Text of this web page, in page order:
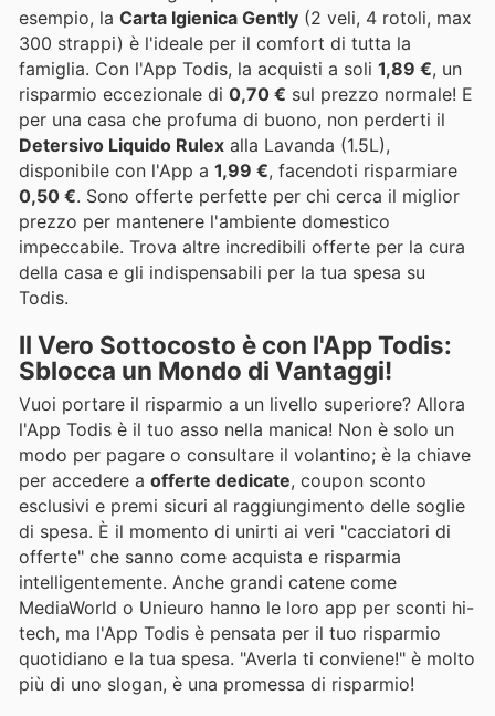
esempio, la Carta Igienica Gently (2 veli, 4 rotoli, max
300 strappi) è l'ideale per il comfort di tutta la
famiglia. Con l'App Todis, la acquisti a soli 1,89 €, un
risparmio eccezionale di 0,70 € sul prezzo normale! E
per una casa che profuma di buono, non perderti il
Detersivo Liquido Rulex alla Lavanda (1.5L),
disponibile con l'App a 1,99 €, facendoti risparmiare
0,50 €. Sono offerte perfette per chi cerca il miglior
prezzo per mantenere l'ambiente domestico
impeccabile. Trova altre incredibili offerte per la cura
della casa e gli indispensabili per la tua spesa su
Todis.
Il Vero Sottocosto è con l'App Todis:
Sblocca un Mondo di Vantaggi!
Vuoi portare il risparmio a un livello superiore? Allora
l'App Todis è il tuo asso nella manica! Non è solo un
modo per pagare o consultare il volantino; è la chiave
per accedere a offerte dedicate, coupon sconto
esclusivi e premi sicuri al raggiungimento delle soglie
di spesa. È il momento di unirti ai veri "cacciatori di
offerte" che sanno come acquista e risparmia
intelligentemente. Anche grandi catene come
MediaWorld o Unieuro hanno le loro app per sconti hi-
tech, ma l'App Todis è pensata per il tuo risparmio
quotidiano e la tua spesa. "Averla ti conviene!" è molto
più di uno slogan, è una promessa di risparmio!